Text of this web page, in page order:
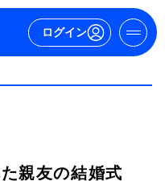
ログイン
親友の結婚式